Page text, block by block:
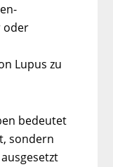
oder
Lupus zu
bedeutet
sondern